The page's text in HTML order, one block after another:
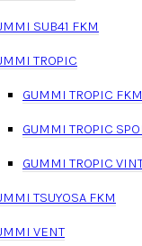
SUB41 FKM
TROPIC
GUMMI TROPIC FKM
GUMMI TROPIC
GUMMI TROPIC
TSUYOSA FKM
VENT